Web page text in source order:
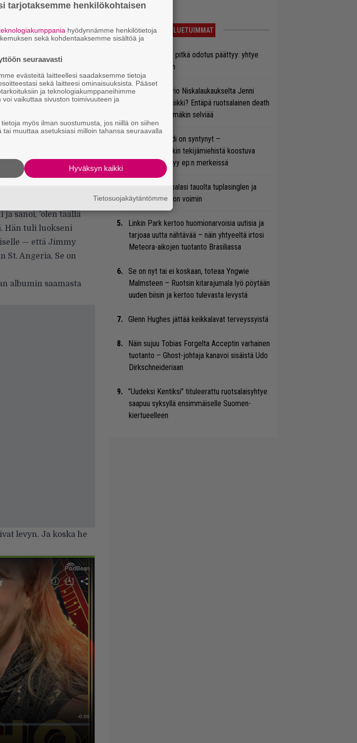
on ystävä — oli
ja syömässä
sanoi, ’olen täällä
Hän tuli luokseni
— että Jimmy
St. Angeria. Se on
albumin saamasta
levyn. Ja koska he
LUETUIMMAT
Weezer-fanien pitkä odotus päättyy: yhtye
tulee Suomeen
Miten taipuu Trio Niskalaukaukselta Jenni
Vartiaisen musiikki? Entäpä ruotsalainen death
metal? Pian tämäkin selviää
Uusi superbändi on syntynyt –
Vaihtoehtorockin tekijämiehistä koostuva
ryhmä esittäytyy ep:n merkeissä
Blind Channel palasi tauolta tuplasinglen ja
näyttävän videon voimin
Linkin Park kertoo huomionarvoisia uutisia ja
tarjoaa uutta nähtävää – näin yhtyeeltä irtosi
Meteora-aikojen tuotanto Brasiliassa
Se on nyt tai ei koskaan, toteaa Yngwie
Malmsteen – Ruotsin kitarajumala lyö pöytään
uuden biisin ja kertoo tulevasta levystä
Glenn Hughes jättää keikkalavat terveyssyistä
Näin sujuu Tobias Forgelta Acceptin varhainen
tuotanto – Ghost-johtaja kanavoi sisäistä Udo
Dirkschneideriaan
”Uudeksi Kentiksi” tituleerattu ruotsalaisyhtye
saapuu syksyllä ensimmäiselle Suomen-
kiertueelleen
tarjotaksemme henkilökohtaisen
hyödynnämme henkilötietoja
sekä kohdentaaksemme sisältöä ja
seuraavasti
evästeitä laitteellesi saadaksemme tietoja
sekä laitteesi ominaisuuksista. Pääset
ja teknologiakumppaneihimme
vaikuttaa sivuston toimivuuteen ja
myös ilman suostumusta, jos niillä on siihen
muuttaa asetuksiasi milloin tahansa seuraavalla
Hyväksyn kaikki
Tietosuojakäytäntömme